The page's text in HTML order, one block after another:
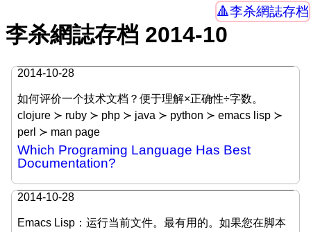
李杀網誌存档
李杀網誌存档 2014-10
2014-10-28
如何评价一个技术文档？便于理解×正确性÷字数。
clojure ≻ ruby ≻ php ≻ java ≻ python ≻ emacs lisp ≻
perl ≻ man page
Which Programing Language Has Best
Documentation?
2014-10-28
Emacs Lisp：运行当前文件。最有用的。如果您在脚本